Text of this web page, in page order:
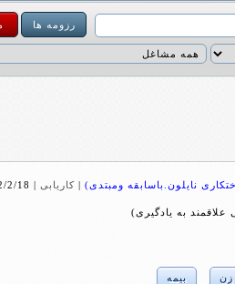
رزومه ها
نایلون.باسابقه ومبتدی)| کاریابی|
2/18
زن بیمه